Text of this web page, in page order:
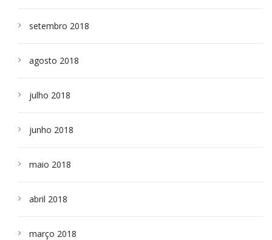
setembro 2018
agosto 2018
julho 2018
junho 2018
maio 2018
abril 2018
março 2018